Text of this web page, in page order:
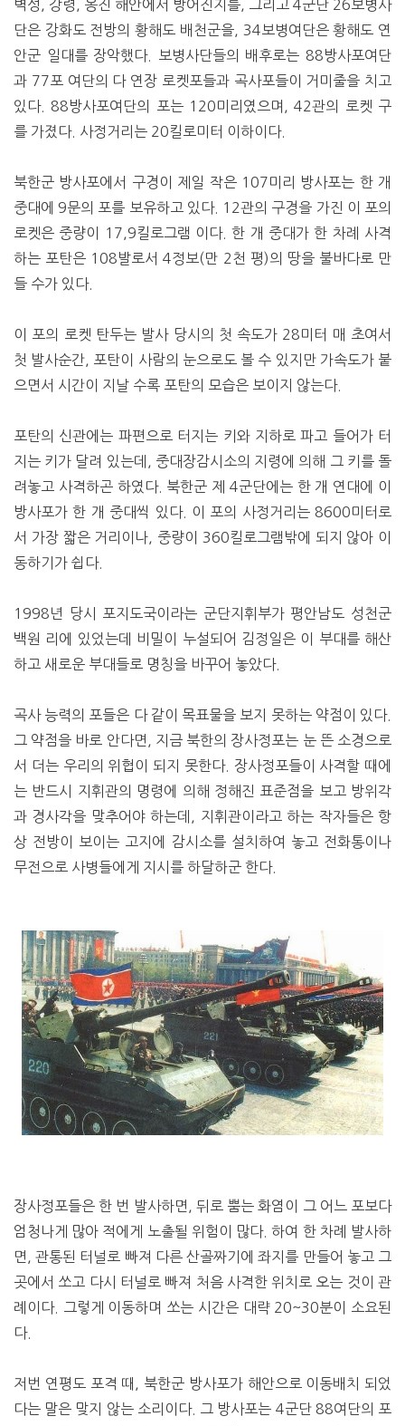
벽성, 강령, 옹진 해안에서 방어진지를, 그리고 4군단 26보병사
단은 강화도 전방의 황해도 배천군을, 34보병여단은 황해도 연
안군 일대를 장악했다. 보병사단들의 배후로는 88방사포여단
과 77포 여단의 다 연장 로켓포들과 곡사포들이 거미줄을 치고
있다. 88방사포여단의 포는 120미리였으며, 42관의 로켓 구
를 가졌다. 사정거리는 20킬로미터 이하이다.
북한군 방사포에서 구경이 제일 작은 107미리 방사포는 한 개
중대에 9문의 포를 보유하고 있다. 12관의 구경을 가진 이 포의
로켓은 중량이 17,9킬로그램 이다. 한 개 중대가 한 차례 사격
하는 포탄은 108발로서 4정보(만 2천 평)의 땅을 불바다로 만
들 수가 있다.
이 포의 로켓 탄두는 발사 당시의 첫 속도가 28미터 매 초여서
첫 발사순간, 포탄이 사람의 눈으로도 볼 수 있지만 가속도가 붙
으면서 시간이 지날 수록 포탄의 모습은 보이지 않는다.
포탄의 신관에는 파편으로 터지는 키와 지하로 파고 들어가 터
지는 키가 달려 있는데, 중대장감시소의 지령에 의해 그 키를 돌
려놓고 사격하곤 하였다. 북한군 제 4군단에는 한 개 연대에 이
방사포가 한 개 중대씩 있다. 이 포의 사정거리는 8600미터로
서 가장 짧은 거리이나, 중량이 360킬로그램밖에 되지 않아 이
동하기가 쉽다.
1998년 당시 포지도국이라는 군단지휘부가 평안남도 성천군
백원 리에 있었는데 비밀이 누설되어 김정일은 이 부대를 해산
하고 새로운 부대들로 명칭을 바꾸어 놓았다.
곡사 능력의 포들은 다 같이 목표물을 보지 못하는 약점이 있다.
그 약점을 바로 안다면, 지금 북한의 장사정포는 눈 뜬 소경으로
서 더는 우리의 위협이 되지 못한다. 장사정포들이 사격할 때에
는 반드시 지휘관의 명령에 의해 정해진 표준점을 보고 방위각
과 경사각을 맞추어야 하는데, 지휘관이라고 하는 작자들은 항
상 전방이 보이는 고지에 감시소를 설치하여 놓고 전화통이나
무전으로 사병들에게 지시를 하달하군 한다.
장사정포들은 한 번 발사하면, 뒤로 뿜는 화염이 그 어느 포보다
엄청나게 많아 적에게 노출될 위험이 많다. 하여 한 차례 발사하
면, 관통된 터널로 빠져 다른 산골짜기에 좌지를 만들어 놓고 그
곳에서 쏘고 다시 터널로 빠져 처음 사격한 위치로 오는 것이 관
례이다. 그렇게 이동하며 쏘는 시간은 대략 20~30분이 소요된
다.
저번 연평도 포격 때, 북한군 방사포가 해안으로 이동배치 되었
다는 말은 맞지 않는 소리이다. 그 방사포는 4군단 88여단의 포